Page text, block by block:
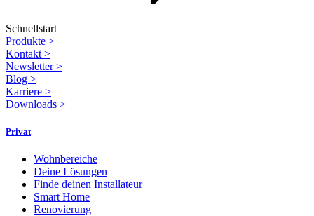
Schnellstart
Produkte >
Kontakt >
Newsletter>
Blog >
Karriere >
Downloads >
Privat
Wohnbereiche
Deine Lösungen
Finde deinen Installateur
Smart Home
Renovierung